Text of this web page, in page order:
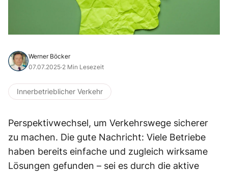
Werner Böcker
07.07.2025·2 Min Lesezeit
Innerbetrieblicher Verkehr
Perspektivwechsel, um Verkehrswege sicherer
zu machen. Die gute Nachricht: Viele Betriebe
haben bereits einfache und zugleich wirksame
Lösungen gefunden – sei es durch die aktive